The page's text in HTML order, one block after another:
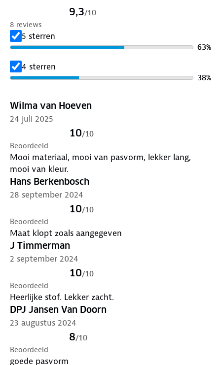
95% Biologisch katoen, 5% elastaan
9,3/10
8 reviews
5 sterren
63%
4 sterren
38%
Wilma van Hoeven
24 juli 2025
10/10
Beoordeeld
Mooi materiaal, mooi van pasvorm, lekker lang,
mooi van kleur.
Hans Berkenbosch
28 september 2024
10/10
Beoordeeld
Maat klopt zoals aangegeven
J Timmerman
2 september 2024
10/10
Beoordeeld
Heerlijke stof. Lekker zacht.
DPJ Jansen Van Doorn
23 augustus 2024
8/10
Beoordeeld
goede pasvorm